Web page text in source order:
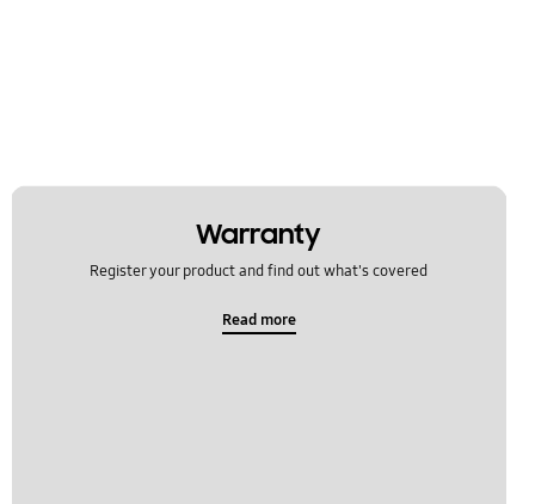
Warranty
Register your product and find out what's covered
Read more